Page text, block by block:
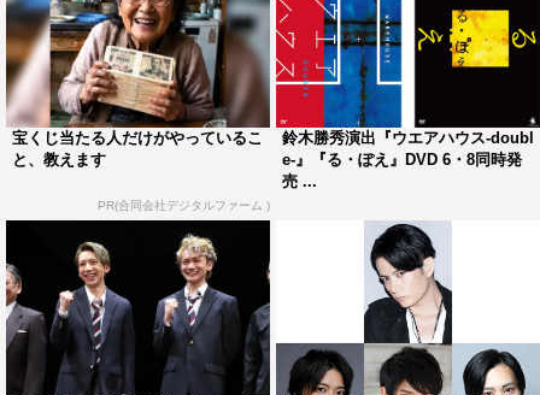
上演台本・演出：鈴木勝秀
出演：上口耕平、多和田任益、辻本祐樹、小早川俊輔／井
澤巧麻（Wキャスト）、小林且弥／鎌苅健太（Wキャス
ト）
3月7日（木）～10日（日）オルタナティブシアター
3月7日（木）19：00（小林且弥、小早川俊輔）
3月8日（金）14：00（小林且弥、小早川俊輔）／19：
00（小林且弥、小早川俊輔）
3月9日（土）13：00（鎌苅健太、井澤巧麻）／18：
00（鎌苅健太、井澤巧麻）
宝くじ当たる人だけがやっているこ
と、教えます
PR(合同会社デジタルファーム )
鈴木勝秀演出『ウエアハウス-doubl
e-』『る・ぽえ』DVD 6・8同時発
売 ...